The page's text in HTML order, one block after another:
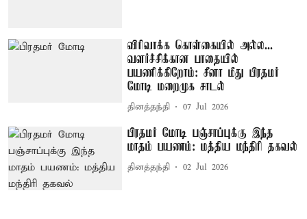
விரிவாக்க கொள்கையில் அல்ல...
வளர்ச்சிக்கான பாதையில்
பயணிக்கிறோம்: சீனா மீது பிரதமர்
மோடி மறைமுக சாடல்
தினத்தந்தி 07 Jul 2026
பிரதமர் மோடி பஞ்சாப்புக்கு இந்த
மாதம் பயணம்: மத்திய மந்திரி தகவல்
தினத்தந்தி 02 Jul 2026